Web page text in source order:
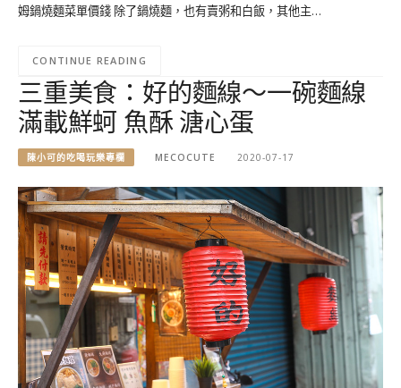
姆鍋燒麵菜單價錢 除了鍋燒麵，也有賣粥和白飯，其他主…
CONTINUE READING
三重美食：好的麵線～一碗麵線
滿載鮮蚵 魚酥 溏心蛋
陳小可的吃喝玩樂專欄 MECOCUTE 2020-07-17